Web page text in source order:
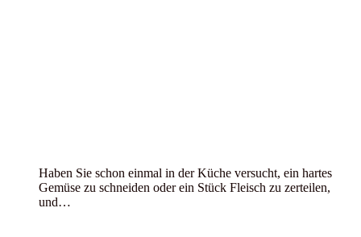
Haben Sie schon einmal in der Küche versucht, ein hartes
Gemüse zu schneiden oder ein Stück Fleisch zu zerteilen,
und…